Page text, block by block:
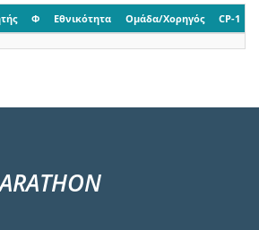
Φ Εθνικότητα Ομάδα/Χορηγός CP-1